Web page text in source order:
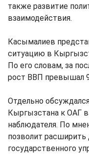
также развитие
взаимодействия.
Касымалиев
ситуацию в
По его словам, за
рост ВВП превышал
Отдельно
Кыргызстана к ОАГ
наблюдателя. По
позволит
государственного